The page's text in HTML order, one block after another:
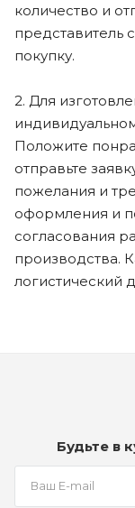
количество и
представитель
покупку.
2. Для
Положите
отправьте
пожелания и
оформления и
согласования
производства.
логистический
Будьте в